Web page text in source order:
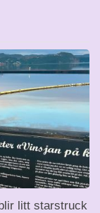
litt starstruck